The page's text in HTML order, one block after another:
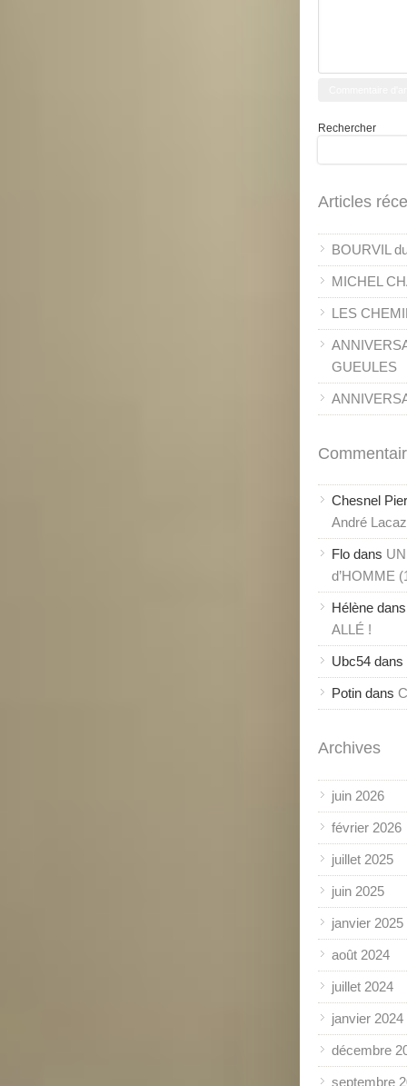
Rechercher
Articles
BOURVIL
MICHEL
LES
GUEULES
Chesnel
André
Flo dans
d’HOMME
Hélène
ALLÉ !
Ubc54 dans
Potin dans
Archives
juin 2026
février 2026
juillet 2025
juin 2025
janvier 2025
août 2024
juillet 2024
janvier 2024
décembre
septembre